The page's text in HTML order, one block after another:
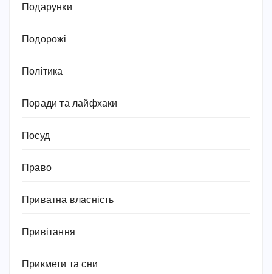
Подарунки
Подорожі
Політика
Поради та лайфхаки
Посуд
Право
Приватна власність
Привітання
Прикмети та сни